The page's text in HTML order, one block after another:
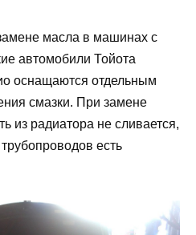
масла в машинах с
автомобили Тойота
оснащаются отдельным
смазки. При замене
из радиатора не сливается,
есть